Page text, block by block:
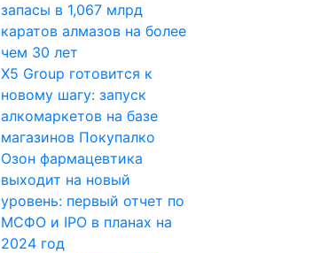
запасы в 1,067 млрд
каратов алмазов на более
чем 30 лет
X5 Group готовится к
новому шагу: запуск
алкомаркетов на базе
магазинов Покупалко
Озон фармацевтика
выходит на новый
уровень: первый отчет по
МСФО и IPO в планах на
2024 год